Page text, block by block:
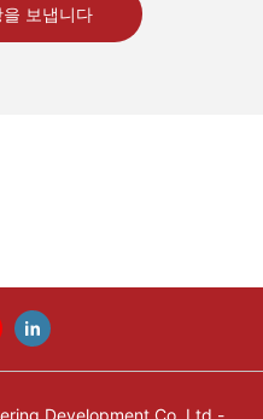
보냅니다
Development Co.,Ltd -